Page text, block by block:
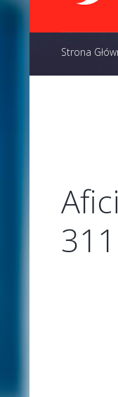
Strona